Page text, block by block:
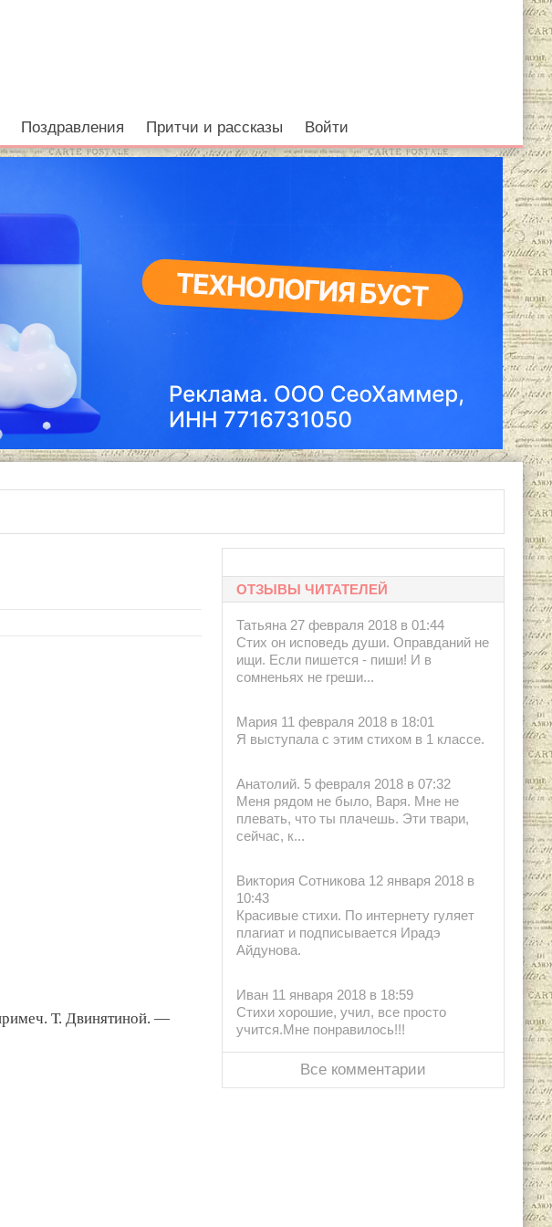
Поздравления Притчи и рассказы Войти
Т. Двинятиной. —
ОТЗЫВЫ ЧИТАТЕЛЕЙ
Татьяна 27 февраля 2018 в 01:44
Стих он исповедь души. Оправданий не
ищи. Если пишется - пиши! И в
сомненьях не греши...
Мария 11 февраля 2018 в 18:01
Я выступала с этим стихом в 1 классе.
Анатолий. 5 февраля 2018 в 07:32
Меня рядом не было, Варя. Мне не
плевать, что ты плачешь. Эти твари,
сейчас, к...
Виктория Сотникова 12 января 2018 в
10:43
Красивые стихи. По интернету гуляет
плагиат и подписывается Ирадэ
Айдунова.
Иван 11 января 2018 в 18:59
Стихи хорошие, учил, все просто
учится.Мне понравилось!!!
Все комментарии